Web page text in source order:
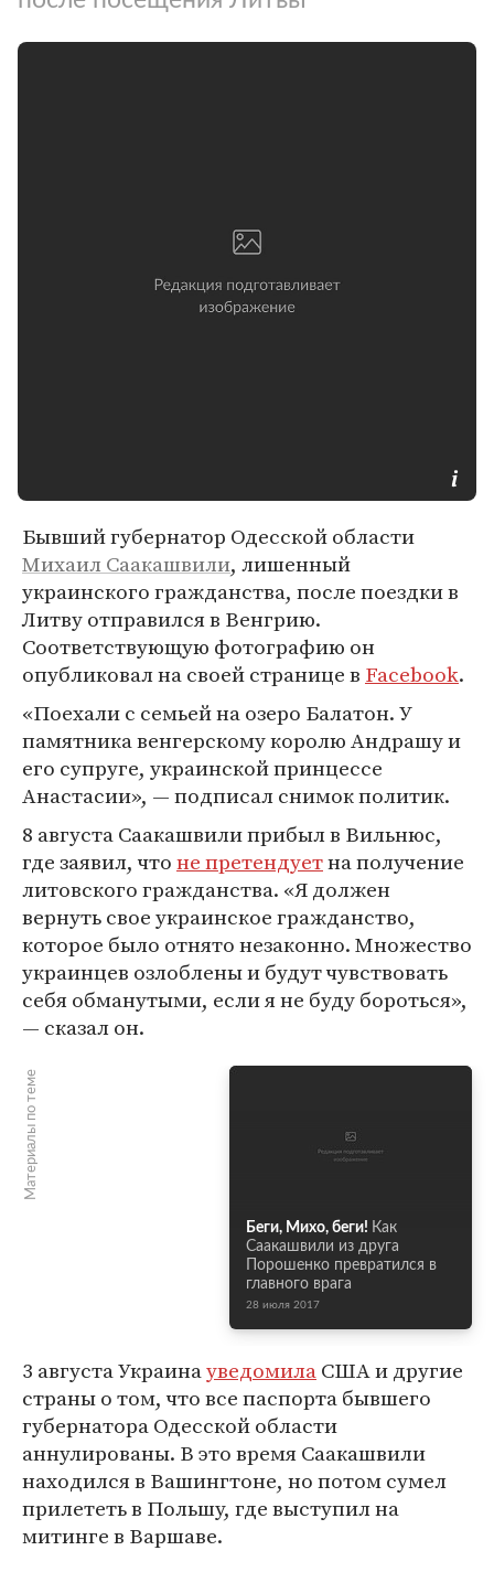
Бывший губернатор Одесской области
Михаил Саакашвили, лишенный
украинского гражданства, после поездки в
Литву отправился в Венгрию.
Соответствующую фотографию он
опубликовал на своей странице в Facebook.
«Поехали с семьей на озеро Балатон. У
памятника венгерскому королю Андрашу и
его супруге, украинской принцессе
Анастасии», — подписал снимок политик.
8 августа Саакашвили прибыл в Вильнюс,
где заявил, чтоне претендуетна получение
литовского гражданства. «Я должен
вернуть свое украинское гражданство,
которое было отнято незаконно. Множество
украинцев озлоблены и будут чувствовать
себя обманутыми, если я не буду бороться»,
— сказал он.
Материалы по теме
Беги, Михо, беги! Как
Саакашвили из друга
Порошенко превратился в
главного врага
28 июля 2017
3 августа УкраинауведомилаСША и другие
страны о том, что все паспорта бывшего
губернатора Одесской области
аннулированы. В это время Саакашвили
находился в Вашингтоне, но потом сумел
прилететь в Польшу, где выступил на
митинге в Варшаве.